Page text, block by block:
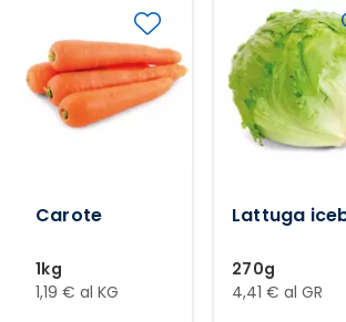
Carote
1kg
1,19 € al KG
Lattuga
270g
4,41 € al GR